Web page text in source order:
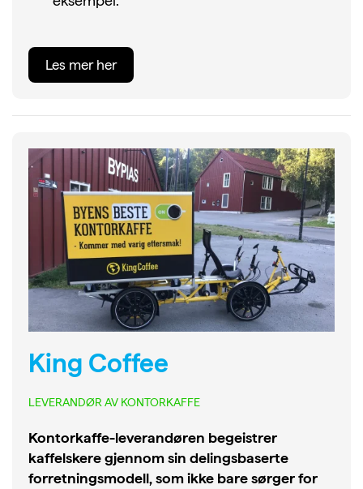
Les mer her
King Coffee
LEVERANDØR AV KONTORKAFFE
Kontorkaffe-leverandøren begeistrer
kaffelskere gjennom sin delingsbaserte
forretningsmodell, som ikke bare sørger for